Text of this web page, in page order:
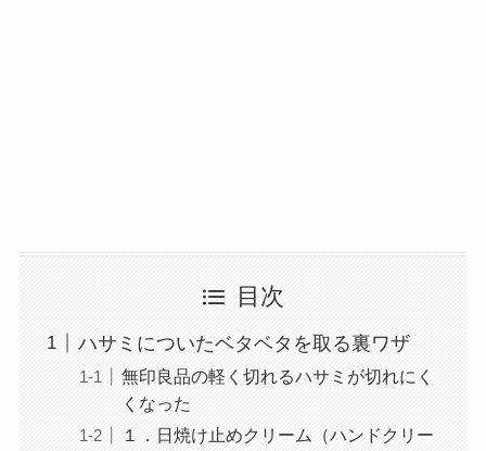
目次
ハサミについたベタベタを取る裏ワザ
無印良品の軽く切れるハサミが切れにく
くなった
１．日焼け止めクリーム（ハンドクリー